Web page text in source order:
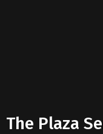
The Plaza